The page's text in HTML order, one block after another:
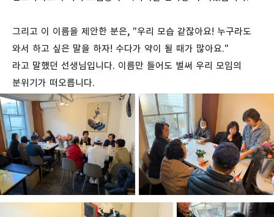
그리고 이 이름을 제안한 분은, "우리 모습 같잖아요! 누구라도
와서 하고 싶은 말을 하자! 수다가 약이 될 때가 많아요."
라고 말했던 선생님입니다. 이름만 들어도 벌써 우리 모임의
분위기가 떠오릅니다.